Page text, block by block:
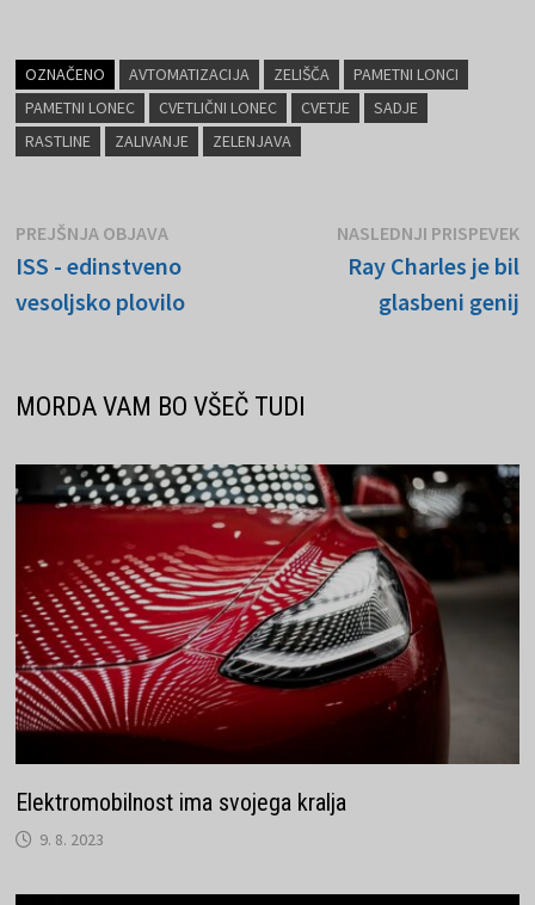
OZNAČENO AVTOMATIZACIJA ZELIŠČA
PAMETNI LONCI
PAMETNI LONEC
CVETLIČNI LONEC CVETJE
SADJE
RASTLINE
ZALIVANJE ZELENJAVA
Navigacija
prispevka
PREJŠNJA OBJAVA
objava:
ISS - edinstveno
vesoljsko plovilo
NASLEDNJI PRISPEVEK
Ray Charles je bil
glasbeni genij
MORDA VAM BO VŠEČ TUDI
Elektromobilnost ima svojega kralja
9. 8. 2023